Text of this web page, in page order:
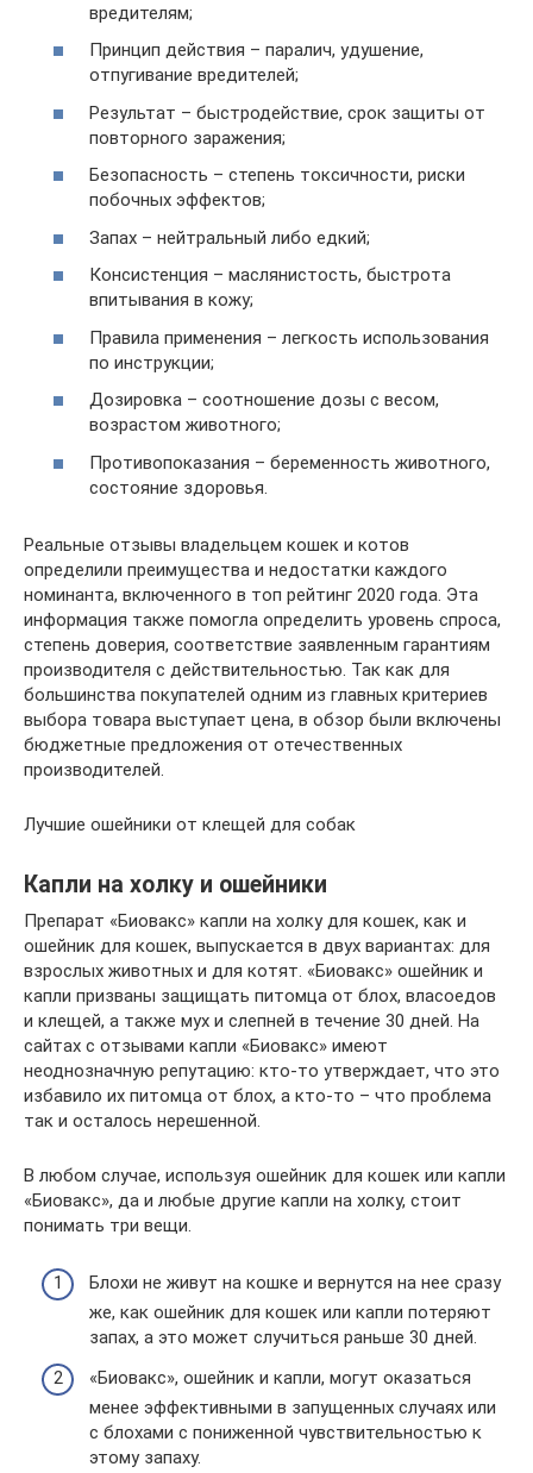
вредителям;
Принцип действия – паралич, удушение,
отпугивание вредителей;
Результат – быстродействие, срок защиты от
повторного заражения;
Безопасность – степень токсичности, риски
побочных эффектов;
Запах – нейтральный либо едкий;
Консистенция – маслянистость, быстрота
впитывания в кожу;
Правила применения – легкость использования
по инструкции;
Дозировка – соотношение дозы с весом,
возрастом животного;
Противопоказания – беременность животного,
состояние здоровья.
Реальные отзывы владельцем кошек и котов
определили преимущества и недостатки каждого
номинанта, включенного в топ рейтинг 2020 года. Эта
информация также помогла определить уровень спроса,
степень доверия, соответствие заявленным гарантиям
производителя с действительностью. Так как для
большинства покупателей одним из главных критериев
выбора товара выступает цена, в обзор были включены
бюджетные предложения от отечественных
производителей.
Лучшие ошейники от клещей для собак
Капли на холку и ошейники
Препарат «Биовакс» капли на холку для кошек, как и
ошейник для кошек, выпускается в двух вариантах: для
взрослых животных и для котят. «Биовакс» ошейник и
капли призваны защищать питомца от блох, власоедов
и клещей, а также мух и слепней в течение 30 дней. На
сайтах с отзывами капли «Биовакс» имеют
неоднозначную репутацию: кто-то утверждает, что это
избавило их питомца от блох, а кто-то – что проблема
так и осталось нерешенной.
В любом случае, используя ошейник для кошек или капли
«Биовакс», да и любые другие капли на холку, стоит
понимать три вещи.
Блохи не живут на кошке и вернутся на нее сразу
же, как ошейник для кошек или капли потеряют
запах, а это может случиться раньше 30 дней.
«Биовакс», ошейник и капли, могут оказаться
менее эффективными в запущенных случаях или
с блохами с пониженной чувствительностью к
этому запаху.